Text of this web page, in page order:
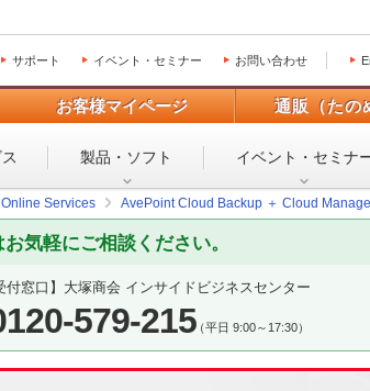
サポート イベント・セミナー お問い合わせ
お客様マイページ 通販（たの
製品・ソフト イベント・ セミナ
Services AvePoint Cloud Backup ＋ Cloud
お気軽にご相談ください。
付窓口】 大塚商会 インサイドビジネスセンター
579-215（平日 9:00～17:30）